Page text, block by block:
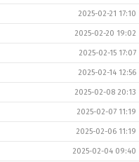
2025-02-21 17:10
2025-02-20 19:02
2025-02-15 17:07
2025-02-14 12:56
2025-02-08 20:13
2025-02-07 11:19
2025-02-06 11:19
2025-02-04 09:40